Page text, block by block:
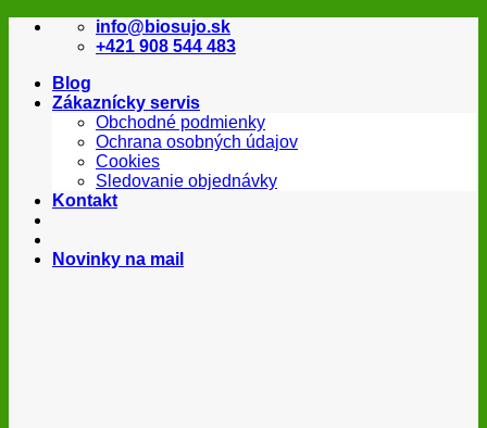
Skip
info@biosujo.sk
+421 908 544 483
Blog
Zákaznícky servis
Obchodné podmienky
Ochrana osobných údajov
Cookies
Sledovanie objednávky
Kontakt
Novinky na mail